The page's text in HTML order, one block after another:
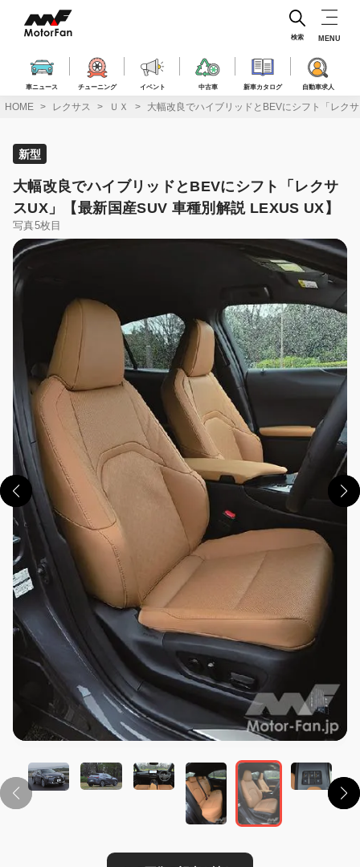
ス
車ニュース チューニング イベント 中古車 新車カタログ 自動車求人
検索 MENU
HOME レクサス ＵＸ 大幅改良でハイブリッドとBEVにシフト「レク
新型
大幅改良でハイブリッドとBEVにシフト「レクサ
スUX」【最新国産SUV 車種別解説 LEXUS UX】
写真5枚目
この画像の記事を読む